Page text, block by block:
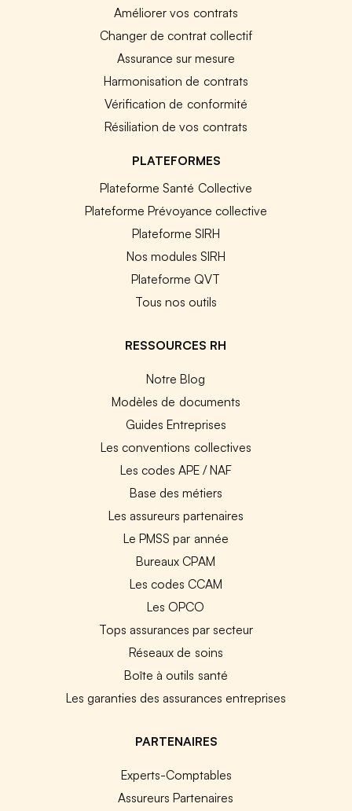
Améliorer vos contrats
Changer de contrat collectif
Assurance sur mesure
Harmonisation de contrats
Vérification de conformité
Résiliation de vos contrats
PLATEFORMES
Plateforme Santé Collective
Plateforme Prévoyance collective
Plateforme SIRH
Nos modules SIRH
Plateforme QVT
Tous nos outils
RESSOURCES RH
Notre Blog
Modèles de documents
Guides Entreprises
Les conventions collectives
Les codes APE / NAF
Base des métiers
Les assureurs partenaires
Le PMSS par année
Bureaux CPAM
Les codes CCAM
Les OPCO
Tops assurances par secteur
Réseaux de soins
Boîte à outils santé
Les garanties des assurances entreprises
PARTENAIRES
Experts-Comptables
Assureurs Partenaires